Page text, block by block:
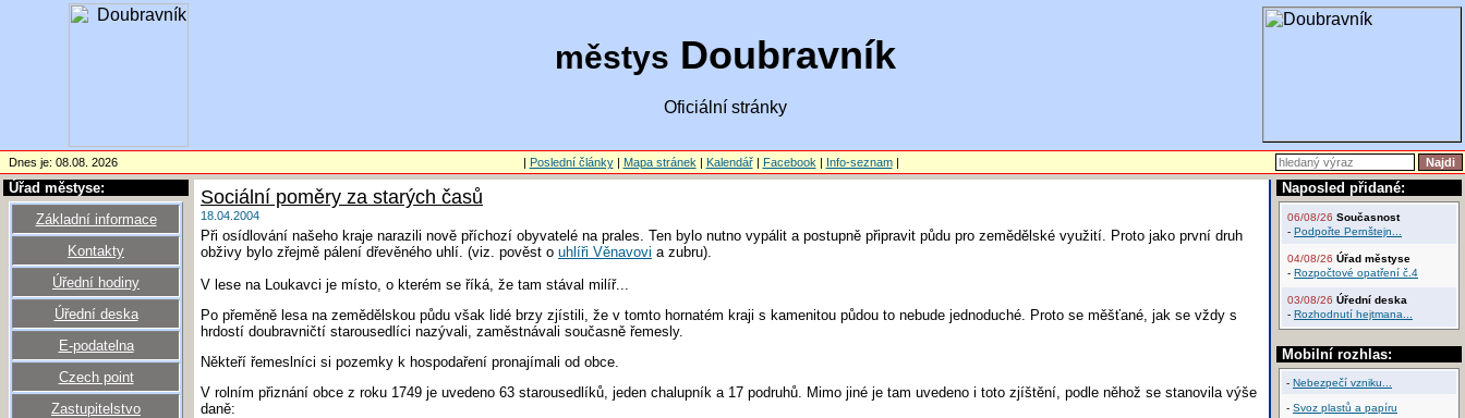
městys Doubravník
Oficiální stránky
Dnes je: 08.08. 2026 | Poslední články| Mapa stránek | Kalendář| Facebook | Info-seznam|
Úřad městyse:
Základní informace
Kontakty
Úřední hodiny
Úřední deska
E-podatelna
Czech point
Zastupitelstvo
Naposled přidané:
06/08/26 Současnost
- Podpořte Pernštejn...
04/08/26 Úřad městyse
- Rozpočtové opatření č.4
03/08/26 Úřední deska
- Rozhodnutí hejtmana...
Mobilní rozhlas:
- Nebezpečí vzniku...
- Svoz plastů a papíru
Sociální poměry za starých časů
18.04.2004
Při osídlování našeho kraje narazili nově příchozí obyvatelé na prales. Ten bylo nutno vypálit a postupně připravit půdu pro zemědělské využití. Proto jako první druh
obživy bylo zřejmě pálení dřevěného uhlí. (viz. pověst o uhlíři Věnavovi a zubru).
V lese na Loukavci je místo, o kterém se říká, že tam stával milíř...
Po přeměně lesa na zemědělskou půdu však lidé brzy zjístili, že v tomto hornatém kraji s kamenitou půdou to nebude jednoduché. Proto se měšťané, jak se vždy s
hrdostí doubravničtí starousedlíci nazývali, zaměstnávali současně řemesly.
Někteří řemeslníci si pozemky k hospodaření pronajímali od obce.
V rolním přiznání obce z roku 1749 je uvedeno 63 starousedlíků, jeden chalupník a 17 podruhů. Mimo jiné je tam uvedeno i toto zjíštění, podle něhož se stanovila výše
daně: